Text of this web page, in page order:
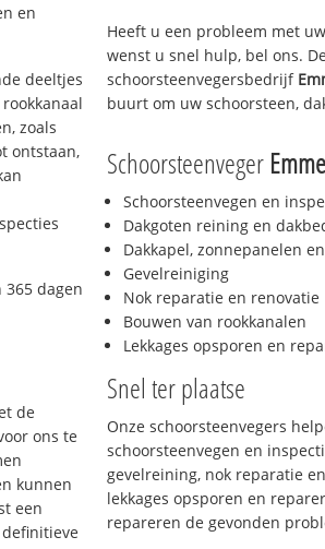
en
deeltjes
zoals
ontstaan,
365 dagen
de
ons te
kunnen
een
Heeft u een probleem met
wenst u snel hulp, bel ons.
schoorsteenvegersbedrijf
buurt om uw schoorsteen,
Schoorsteenveger
Schoorsteenvegen en
Dakgoten reining en
Dakkapel, zonnepanelen
Gevelreiniging
Nok reparatie en renovatie
Bouwen van rookkanalen
Lekkages opsporen en
Snel ter plaatse
Onze schoorsteenvegers
schoorsteenvegen en
gevelreining, nok reparatie
lekkages opsporen en
repareren de gevonden